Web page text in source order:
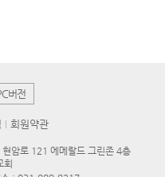
버전
회원약관
암로 121 에메랄드 그린존 4층
회